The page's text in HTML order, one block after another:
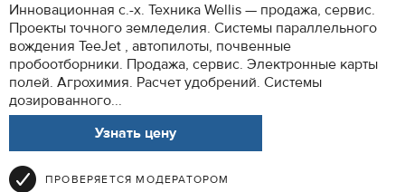
Инновационная с.-х. Техника Wellis — продажа, сервис.
Проекты точного земледелия. Системы параллельного
вождения TeeJet , автопилоты, почвенные
пробоотборники. Продажа, сервис. Электронные карты
полей. Агрохимия. Расчет удобрений. Системы
дозированного...
Узнать цену
ПРОВЕРЯЕТСЯ МОДЕРАТОРОМ